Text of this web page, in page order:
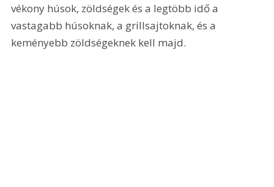
vékony húsok, zöldségek és a legtöbb idő a
vastagabb húsoknak, a grillsajtoknak, és a
keményebb zöldségeknek kell majd.